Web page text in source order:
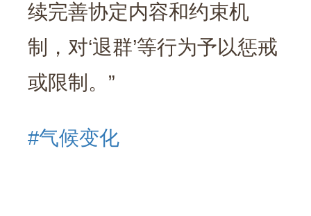
续完善协定内容和约束机
制，对‘退群’等行为予以惩戒
或限制。”
#气候变化